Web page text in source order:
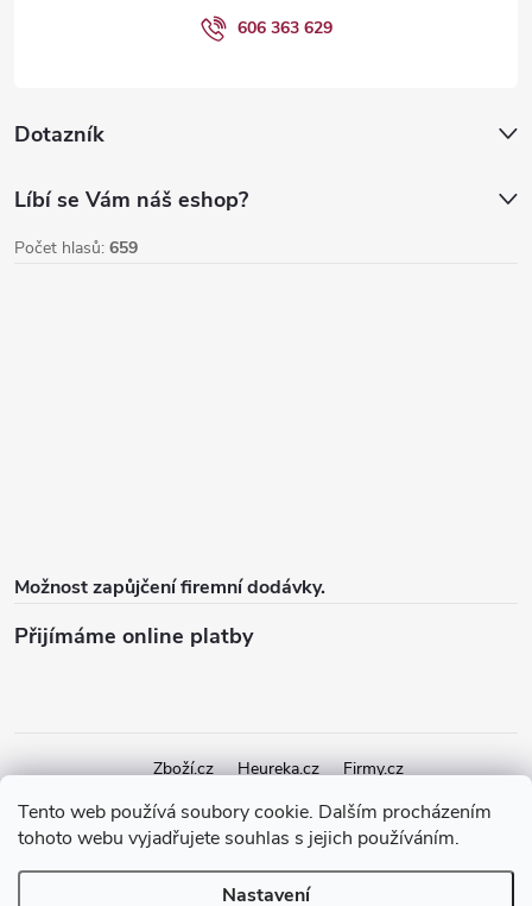
Tento web používá soubory cookie. Dalším procházením
tohoto webu vyjadřujete souhlas s jejich používáním.
Nastavení
606 363 629
Dotazník
Líbí se Vám náš eshop?
Počet hlasů: 659
Možnost zapůjčení firemní dodávky.
Přijímáme online platby
Zboží.cz Heureka.cz Firmy.cz
nastavení cookies